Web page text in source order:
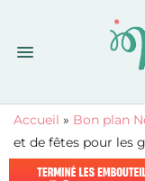
Accueil » Bon plan
et de fêtes pour les